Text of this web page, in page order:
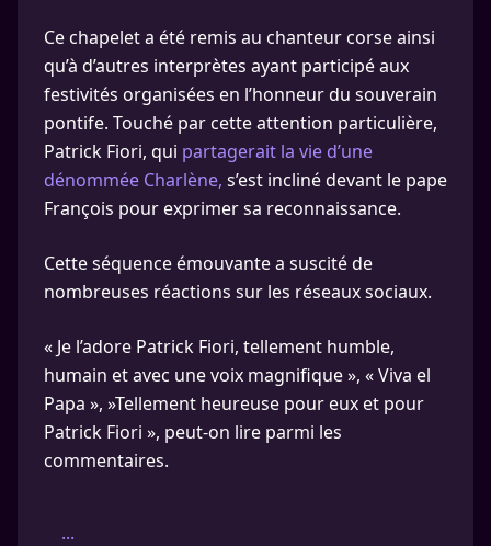
Ce chapelet a été remis au chanteur corse ainsi
qu’à d’autres interprètes ayant participé aux
festivités organisées en l’honneur du souverain
pontife. Touché par cette attention particulière,
Patrick Fiori, qui partagerait la vie d’une
dénommée Charlène, s’est incliné devant le pape
François pour exprimer sa reconnaissance.
Cette séquence émouvante a suscité de
nombreuses réactions sur les réseaux sociaux.
« Je l’adore Patrick Fiori, tellement humble,
humain et avec une voix magnifique », « Viva el
Papa », »Tellement heureuse pour eux et pour
Patrick Fiori », peut-on lire parmi les
commentaires.
...